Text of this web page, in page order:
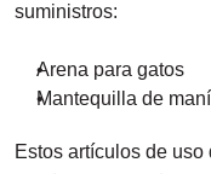
suministros:
Arena para gatos
Mantequilla de maní
Estos artículos de